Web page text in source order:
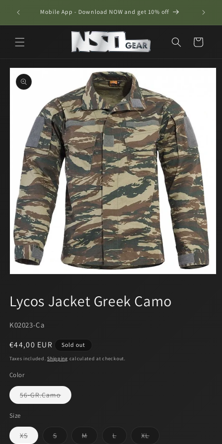
content
για Mobile App - Download NOW and get 10% off
Cart
Skip to
product
information
modal
Lycos Jacket Greek Camo
SKU:
K02023-Ca
Regular
price
€44,00 EUR Sold out
Taxes included.Shipping calculated at checkout.
Color
56-GR.CamoVariant
sold
Size
XSVariant SVariant MVariant LVariant XLVariant